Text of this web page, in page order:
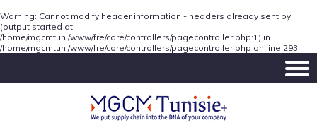
Warning: Cannot modify header information - headers already sent by
(output started at
/home/mgcmtuni/www/fre/core/controllers/pagecontroller.php:1) in
/home/mgcmtuni/www/fre/core/controllers/pagecontroller.php on line 293